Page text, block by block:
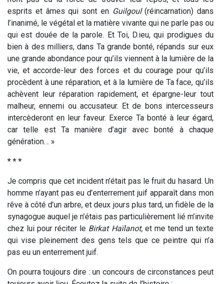
esprits et âmes qui sont en Guilgoul(réincarnation) dans
l’inanimé, le végétal et la matière vivante qui ne parle pas ou
qui est douée de la parole. Et Toi, D.ieu, qui prodigues du
bien à des milliers, dans Ta grande bonté, répands sur eux
une grande abondance pour qu’ils viennent à la lumière de la
vie, et accorde-leur des forces et du courage pour qu’ils
procèdent à une réparation, et à la lumière de Ta face, qu’ils
achèvent leur réparation rapidement, et épargne-leur tout
malheur, ennemi ou accusateur. Et de bons intercesseurs
intercèderont en leur faveur. Exerce Ta bonté à leur égard,
car telle est Ta manière d’agir avec bonté à chaque
génération… »
* * *
Je compris que cet incident n’était pas le fruit du hasard. Un
homme n’ayant pas eu d’enterrement juif apparaît dans mon
rêve à côté d’un arbre, et deux jours plus tard, un fidèle de la
synagogue auquel je n’étais pas particulièrement lié m’invite
chez lui pour réciter le Birkat Haïlanot,et me tend un texte
qui vise pleinement des gens tels que ce peintre qui n’a
pas eu un enterrement juif.
On pourra toujours dire : un concours de circonstances peut